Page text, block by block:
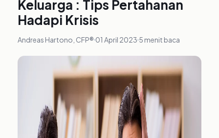
Keluarga : Tips Pertahanan
Hadapi Krisis
Andreas Hartono, CFP® 01 April 2023 5 menit baca